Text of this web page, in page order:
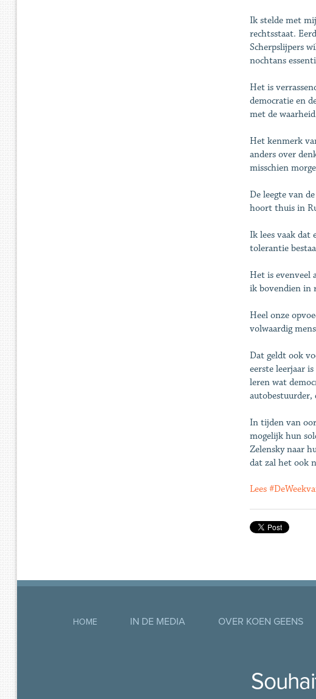
Ik stelde met
rechtsstaat.
Scherpslijpers
nochtans
Het is
democratie en
met de
Het kenmerk
anders over
misschien
De leegte van
hoort thuis in
Ik lees vaak dat
tolerantie
Het is evenveel
ik bovendien in
Heel onze
volwaardig
Dat geldt ook
eerste leerjaar
leren wat
autobestuurder,
In tijden van
mogelijk hun
Zelensky naar
dat zal het ook
Lees
HOME IN DE MEDIA OVER KOEN GEENS